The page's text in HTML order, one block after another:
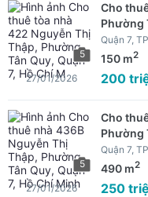
5
Cho
Phường
Quận 7,
150 m2
200
27/01/2026
5
Cho
Phường
Quận 7,
490 m2
250
27/01/2026